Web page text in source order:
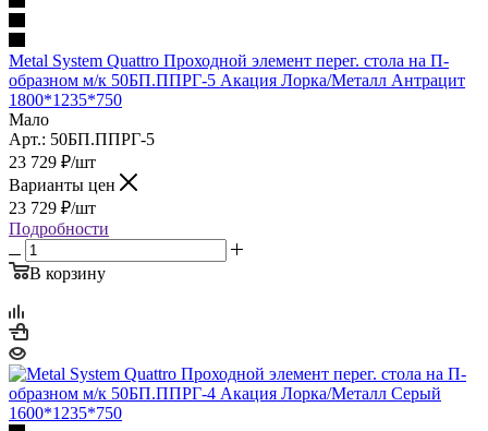
Metal System Quattro Проходной элемент перег. стола на П-
образном м/к 50БП.ППРГ-5 Акация Лорка/Металл Антрацит
1800*1235*750
Мало
Арт.: 50БП.ППРГ-5
23 729 ₽/шт
Варианты цен
23 729 ₽/шт
Подробности
В корзину